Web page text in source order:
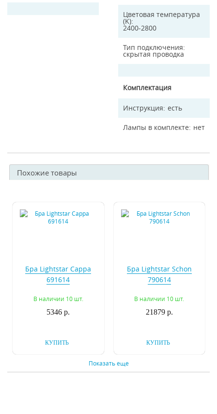
Цветовая температура
(K)
2400-2800
Тип подключения
скрытая проводка
Комплектация
Инструкция есть
Лампы в комплекте нет
Похожие товары
Бра Lightstar Cappa
691614
В наличии 10 шт.
5346 р.
КУПИТЬ
Бра Lightstar Schon
790614
В наличии 10 шт.
21879 р.
КУПИТЬ
Показать еще